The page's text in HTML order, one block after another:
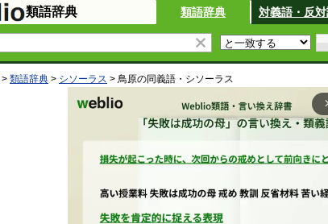
類語辞典 類語辞典 対義語・反
> 類語辞典 > シソーラス > 鳥原の同義語・シソーラス
arrow_forward_ios